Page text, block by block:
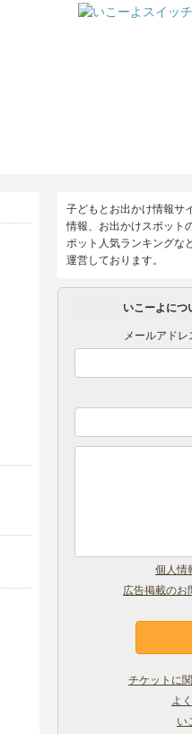
子どもとお出かけ情報サ
情報、お出かけスポット
ポット人気ランキングな
運営しております。
いこーよにつ
メールアド
個人情
広告掲載のお
チケットに
よ
い